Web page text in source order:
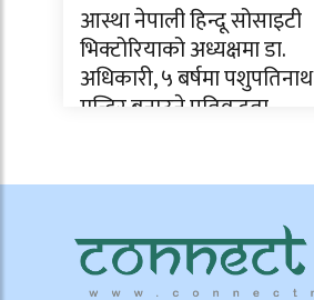
आस्था नेपाली हिन्दू सोसाइटी
भिक्टोरियाको अध्यक्षमा डा.
अधिकारी, ५ बर्षमा पशुपतिनाथ
मन्दिर बनाउने प्रतिवद्धता